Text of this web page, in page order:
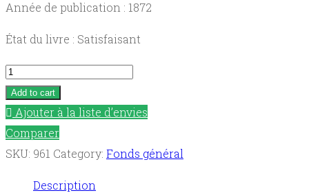
Année de publication : 1872
État du livre : Satisfaisant
L'apôtre
Saint
Jean
quantity
Add to cart
Ajouter à la liste d’envies
Comparer
SKU: 961 Category: Fonds général
Description